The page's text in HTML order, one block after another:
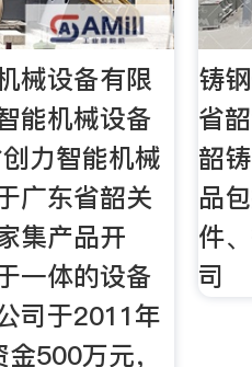
械设备有限
能机械设备
力智能机械
广东省韶关
集产品开
一体的设备
司于2011年
500万元，
铸
省
韶
品
件
司